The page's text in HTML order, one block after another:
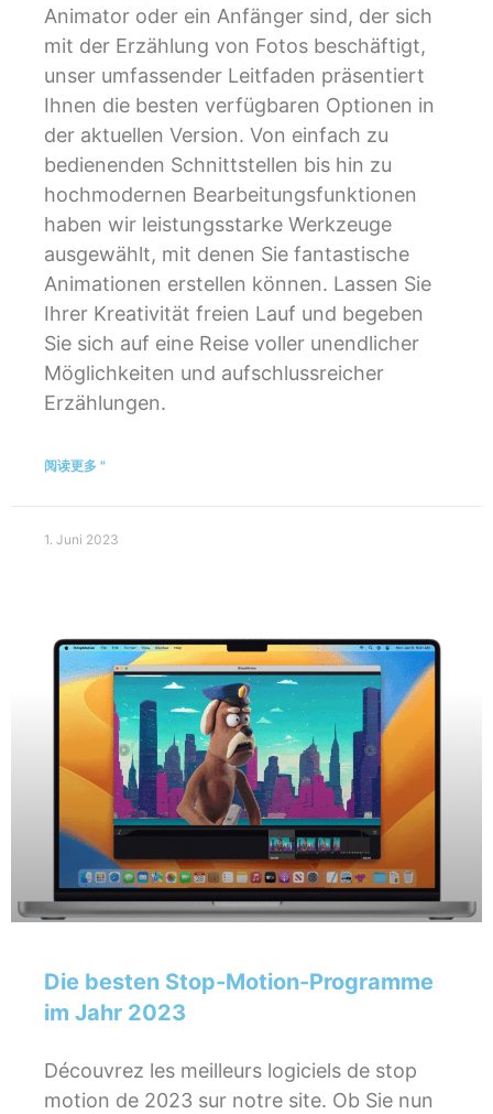
Animator oder ein Anfänger sind, der sich
mit der Erzählung von Fotos beschäftigt,
unser umfassender Leitfaden präsentiert
Ihnen die besten verfügbaren Optionen in
der aktuellen Version. Von einfach zu
bedienenden Schnittstellen bis hin zu
hochmodernen Bearbeitungsfunktionen
haben wir leistungsstarke Werkzeuge
ausgewählt, mit denen Sie fantastische
Animationen erstellen können. Lassen Sie
Ihrer Kreativität freien Lauf und begeben
Sie sich auf eine Reise voller unendlicher
Möglichkeiten und aufschlussreicher
Erzählungen.
阅读更多 "
1. Juni 2023
Die besten Stop-Motion-Programme
im Jahr 2023
Découvrez les meilleurs logiciels de stop
motion de 2023 sur notre site. Ob Sie nun